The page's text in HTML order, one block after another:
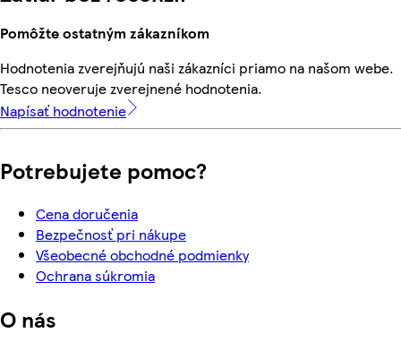
Pomôžte ostatným zákazníkom
Hodnotenia zverejňujú naši zákazníci priamo na našom webe.
Tesco neoveruje zverejnené hodnotenia.
Napísať hodnotenie
Potrebujete pomoc?
Cena doručenia
Bezpečnosť pri nákupe
Všeobecné obchodné podmienky
Ochrana súkromia
O nás